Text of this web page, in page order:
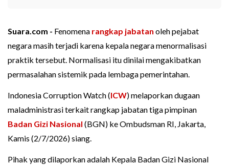
Suara.com - Fenomena rangkap jabatan oleh pejabat
negara masih terjadi karena kepala negara menormalisasi
praktik tersebut. Normalisasi itu dinilai mengakibatkan
permasalahan sistemik pada lembaga pemerintahan.
Indonesia Corruption Watch (ICW) melaporkan dugaan
maladministrasi terkait rangkap jabatan tiga pimpinan
Badan Gizi Nasional (BGN) ke Ombudsman RI, Jakarta,
Kamis (2/7/2026) siang.
Pihak yang dilaporkan adalah Kepala Badan Gizi Nasional